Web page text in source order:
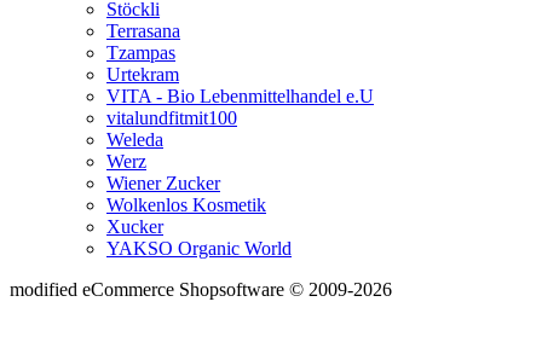
Stöckli
Terrasana
Tzampas
Urtekram
VITA - Bio Lebenmittelhandel e.U
vitalundfitmit100
Weleda
Werz
Wiener Zucker
Wolkenlos Kosmetik
Xucker
YAKSO Organic World
modified eCommerce Shopsoftware © 2009-2026